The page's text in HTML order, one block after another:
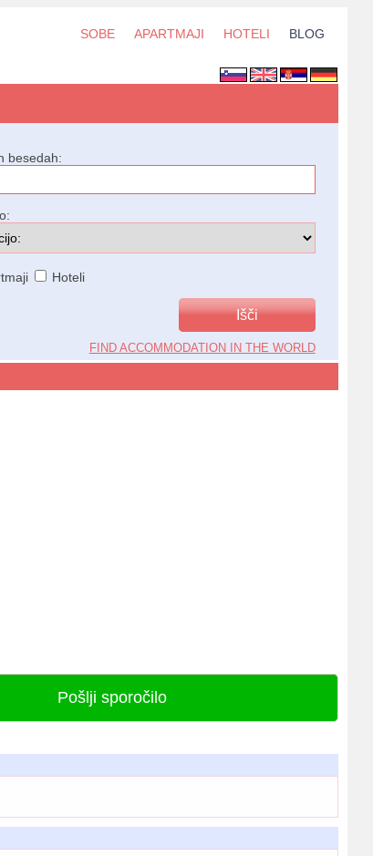
SOBE APARTMAJI HOTELI BLOG
besedah:
Hoteli
FIND ACCOMMODATION IN THE WORLD
Pošlji sporočilo